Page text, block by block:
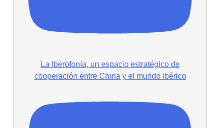
La Iberofonía, un espacio estratégico de
cooperación entre China y el mundo ibérico